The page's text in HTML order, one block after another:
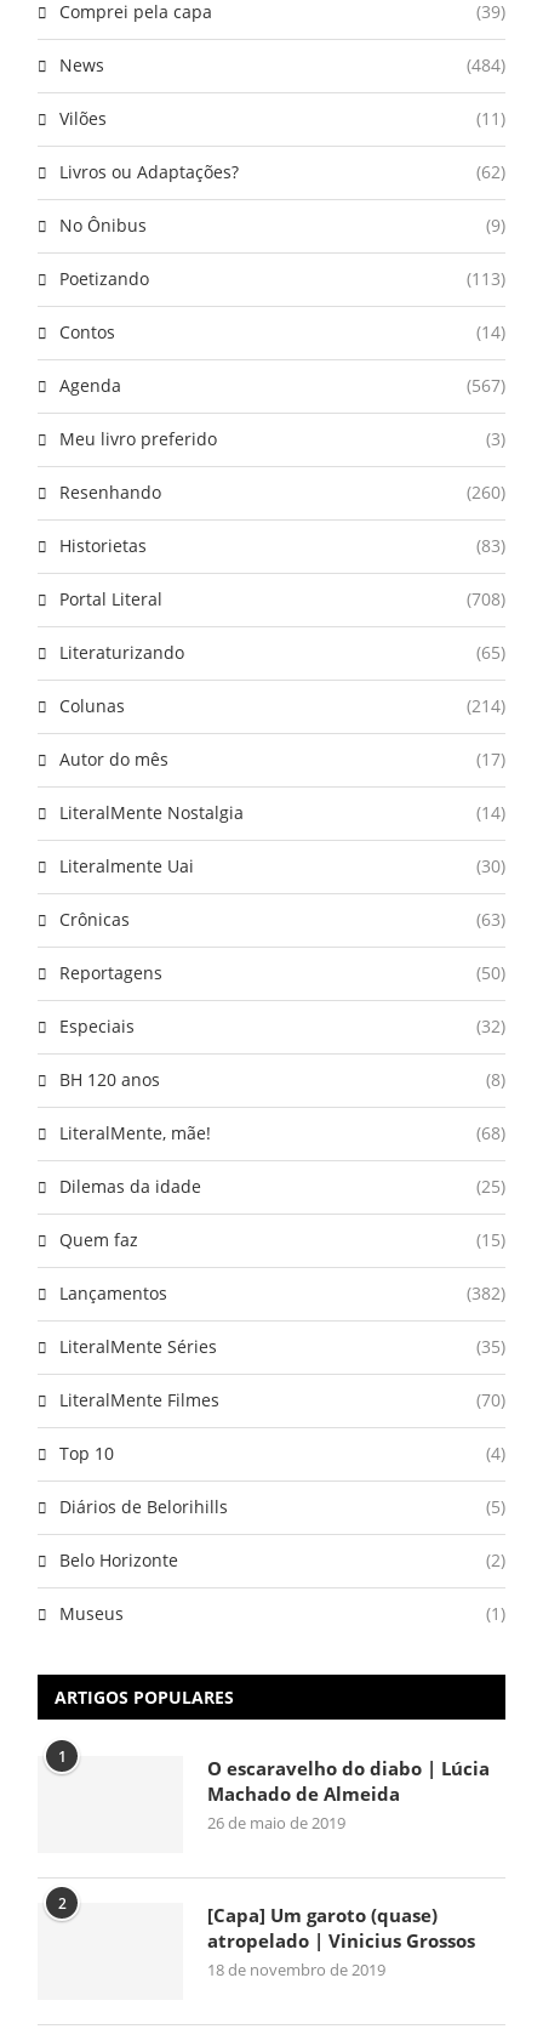
Comprei pela capa (39)
News (484)
Vilões (11)
Livros ou Adaptações? (62)
No Ônibus (9)
Poetizando (113)
Contos (14)
Agenda (567)
Meu livro preferido (3)
Resenhando (260)
Historietas (83)
Portal Literal (708)
Literaturizando (65)
Colunas (214)
Autor do mês (17)
LiteralMente Nostalgia (14)
Literalmente Uai (30)
Crônicas (63)
Reportagens (50)
Especiais (32)
BH 120 anos (8)
LiteralMente, mãe! (68)
Dilemas da idade (25)
Quem faz (15)
Lançamentos (382)
LiteralMente Séries (35)
LiteralMente Filmes (70)
Top 10 (4)
Diários de Belorihills (5)
Belo Horizonte (2)
Museus (1)
ARTIGOS POPULARES
1
O escaravelho do diabo | Lúcia
Machado de Almeida
26 de maio de 2019
2
[Capa] Um garoto (quase)
atropelado | Vinicius Grossos
18 de novembro de 2019